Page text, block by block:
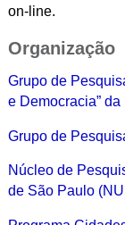
on-line.
Organização
Grupo de
e Democracia”
Grupo de
Núcleo de
de São Paulo